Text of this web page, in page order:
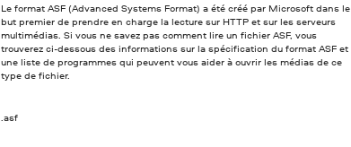
Le format ASF (Advanced Systems Format) a été créé par Microsoft dans le
but premier de prendre en charge la lecture sur HTTP et sur les serveurs
multimédias. Si vous ne savez pas comment lire un fichier ASF, vous
trouverez ci-dessous des informations sur la spécification du format ASF et
une liste de programmes qui peuvent vous aider à ouvrir les médias de ce
type de fichier.
.asf